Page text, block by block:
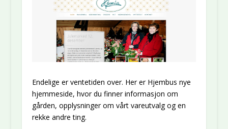
Endelige er ventetiden over. Her er Hjembus nye
hjemmeside, hvor du finner informasjon om
gården, opplysninger om vårt vareutvalg og en
rekke andre ting.